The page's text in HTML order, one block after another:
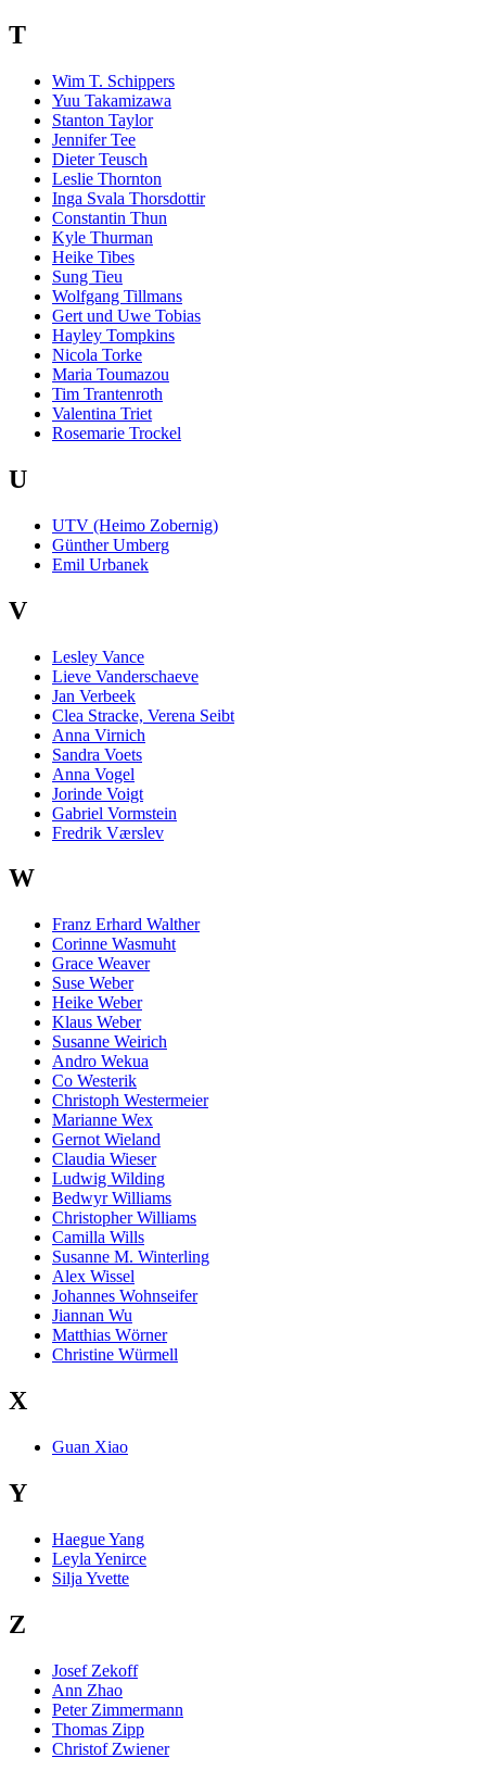
T
Wim T. Schippers
Yuu Takamizawa
Stanton Taylor
Jennifer Tee
Dieter Teusch
Leslie Thornton
Inga Svala Thorsdottir
Constantin Thun
Kyle Thurman
Heike Tibes
Sung Tieu
Wolfgang Tillmans
Gert und Uwe Tobias
Hayley Tompkins
Nicola Torke
Maria Toumazou
Tim Trantenroth
Valentina Triet
Rosemarie Trockel
U
UTV (Heimo Zobernig)
Günther Umberg
Emil Urbanek
V
Lesley Vance
Lieve Vanderschaeve
Jan Verbeek
Clea Stracke, Verena Seibt
Anna Virnich
Sandra Voets
Anna Vogel
Jorinde Voigt
Gabriel Vormstein
Fredrik Værslev
W
Franz Erhard Walther
Corinne Wasmuht
Grace Weaver
Suse Weber
Heike Weber
Klaus Weber
Susanne Weirich
Andro Wekua
Co Westerik
Christoph Westermeier
Marianne Wex
Gernot Wieland
Claudia Wieser
Ludwig Wilding
Bedwyr Williams
Christopher Williams
Camilla Wills
Susanne M. Winterling
Alex Wissel
Johannes Wohnseifer
Jiannan Wu
Matthias Wörner
Christine Würmell
X
Guan Xiao
Y
Haegue Yang
Leyla Yenirce
Silja Yvette
Z
Josef Zekoff
Ann Zhao
Peter Zimmermann
Thomas Zipp
Christof Zwiener